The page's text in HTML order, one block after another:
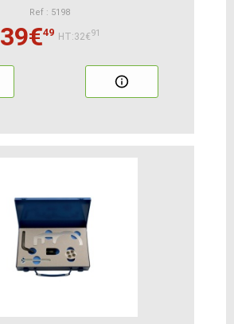
Ref : 5198
39€49 HT:32€91